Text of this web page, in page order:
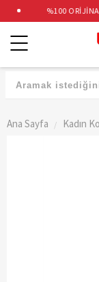
%100
Kategoriler
Ana Sayfa Kadın